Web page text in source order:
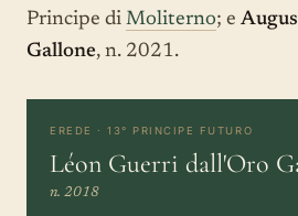
Principe di Moliterno; e
Gallone, n. 2021.
EREDE · 13° PRINCIPE FUTURO
Léon Guerri dall'Oro
n. 2018